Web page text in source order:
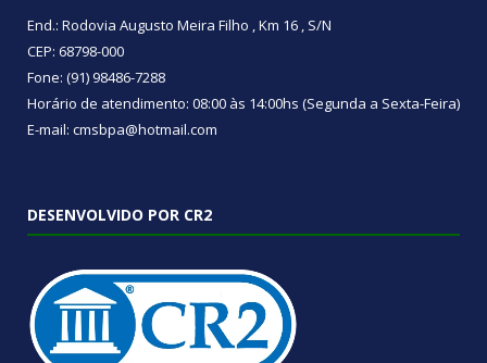
End.: Rodovia Augusto Meira Filho , Km 16 , S/N
CEP: 68798-000
Fone: (91) 98486-7288
Horário de atendimento: 08:00 às 14:00hs (Segunda a Sexta-Feira)
E-mail: cmsbpa@hotmail.com
DESENVOLVIDO POR CR2